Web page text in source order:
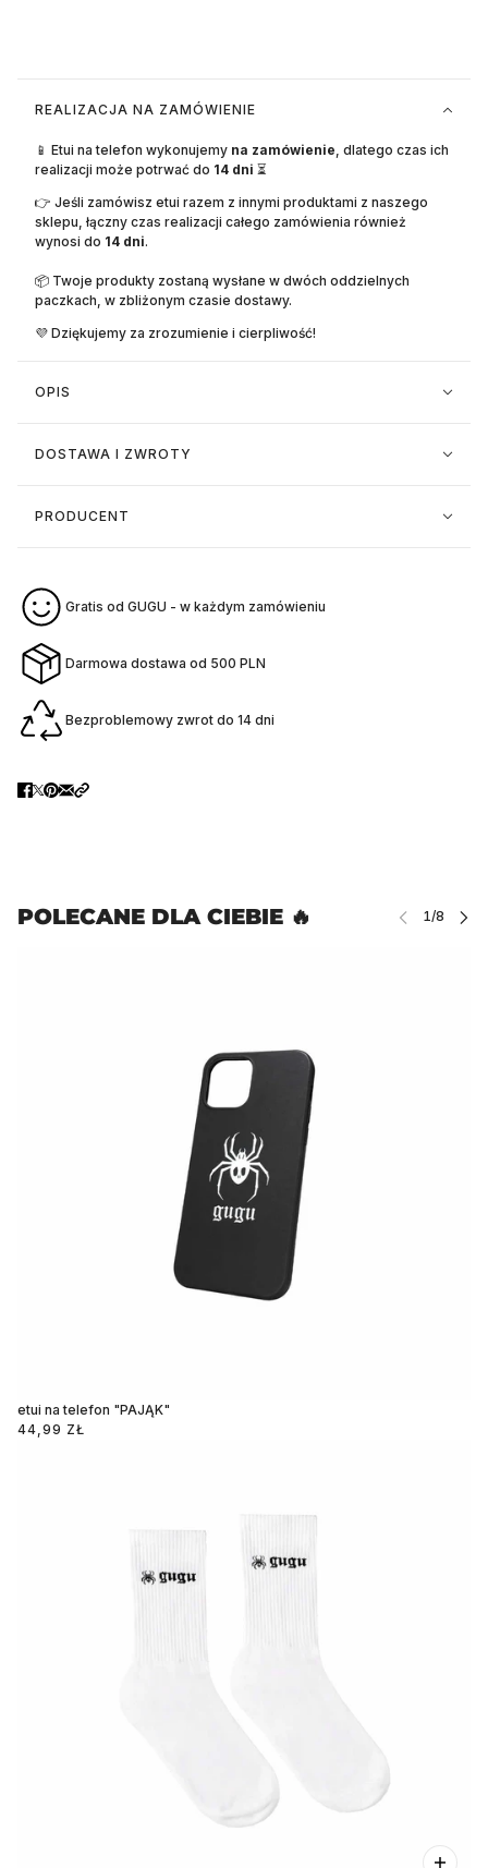
REALIZACJA NA ZAMÓWIENIE
📱 Etui na telefon wykonujemy na zamówienie , dlatego czas ich
realizacji może potrwać do 14 dni ⏳
👉 Jeśli zamówisz etui razem z innymi produktami z naszego
sklepu, łączny czas realizacji całego zamówienia również
wynosi do 14 dni.
📦 Twoje produkty zostaną wysłane w dwóch oddzielnych
paczkach, w zbliżonym czasie dostawy.
💜 Dziękujemy za zrozumienie i cierpliwość!
OPIS
DOSTAWA I ZWROTY
PRODUCENT
Gratis od GUGU - w każdym zamówieniu
Darmowa dostawa od 500 PLN
Bezproblemowy zwrot do 14 dni
POLECANE DLA CIEBIE 🔥
etui na telefon "PAJĄK"
44,99 ZŁ